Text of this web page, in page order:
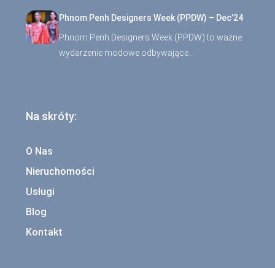
Phnom Penh Designers Week (PPDW) – Dec’24
Phnom Penh Designers Week (PPDW) to ważne
wydarzenie modowe odbywające…
Na skróty:
O Nas
Nieruchomości
Usługi
Blog
Kontakt